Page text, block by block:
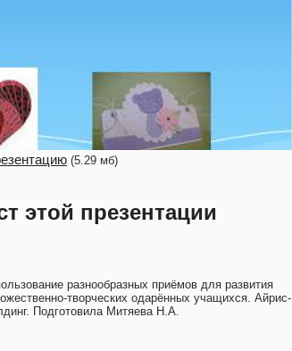
(5.29 мб)
этой презентации
разнообразных приёмов для развития
творческих одарённых учащихся. Айрис-
Подготовила Митяева Н.А.